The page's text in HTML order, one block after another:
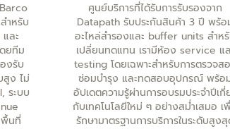
ำหรับ
ละ
ยทีม
งรับ
สูง ไม่
ระบบ
พื้นที่
ศูนย์บริการที่ได้รับการรับรองจาก
Datapath รับประกันสินค้า 3 ปี พร้อ
อะไหล่สำรองและ buffer units สำห
เปลี่ยนทดแทน เรามีห้อง service แ
testing โดยเฉพาะสำหรับการตรวจส
ซ่อมบำรุง และทดสอบอุปกรณ์ พร้อ
อัปเดตความรู้ผ่านการอบรมประจำปีเกี่
กับเทคโนโลยีใหม่ ๆ อย่างสม่ำเสมอ เ
รักษามาตรฐานการบริการในระดับสูง